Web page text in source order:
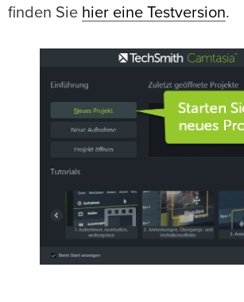
finden Sie hier eine Testversion.